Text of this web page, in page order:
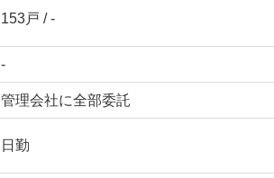
153戸 / -
-
管理会社に全部委託
日勤